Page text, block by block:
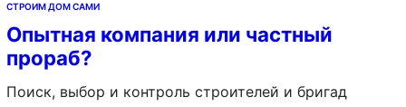
СТРОИМ ДОМ САМИ
Опытная компания или частный
прораб?
Поиск, выбор и контроль строителей и бригад